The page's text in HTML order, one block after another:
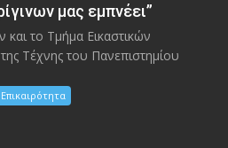
μας εμπνέει”
το Τμήμα Εικαστικών
Τέχνης του Πανεπιστημίου
Επικαιρότητα